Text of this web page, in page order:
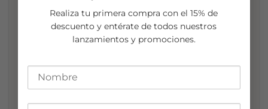
Realiza tu primera compra con el 15% de
descuento y entérate de todos nuestros
lanzamientos y promociones.
INFORMACIÓN ADICIONAL
TALLA 8, 10, 12, 14, 16, 18, 20